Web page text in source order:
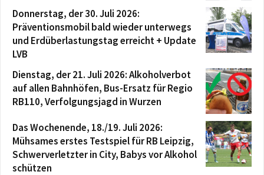
Donnerstag, der 30. Juli 2026:
Präventionsmobil bald wieder unterwegs
und Erdüberlastungstag erreicht + Update
LVB
Dienstag, der 21. Juli 2026: Alkoholverbot
auf allen Bahnhöfen, Bus-Ersatz für Regio
RB110, Verfolgungsjagd in Wurzen
Das Wochenende, 18./19. Juli 2026:
Mühsames erstes Testspiel für RB Leipzig,
Schwerverletzter in City, Babys vor Alkohol
schützen